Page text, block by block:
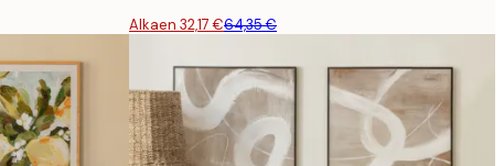
Alkaen 32,17 €64,35 €